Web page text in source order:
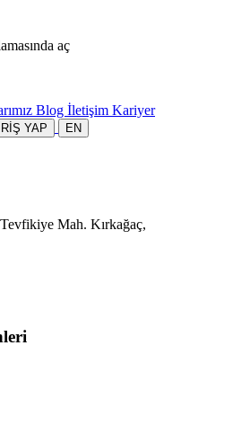
aç
Blog İletişim Kariyer
YAP EN
Mah. Kırkağaç,